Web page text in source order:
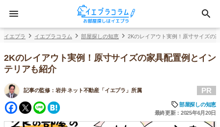
イエプラ イエプラコラム 部屋探しの知恵 2Kのレイアウト実例！原寸サイズの
2Kのレイアウト実例！原寸サイズの家具配置例とイン
テリアも紹介
記事の監修： 岩井 ネット不動産「イエプラ」所属
Facebook
Twitter
Line
PR
部屋探しの知恵
最終更新：2025年6月20日